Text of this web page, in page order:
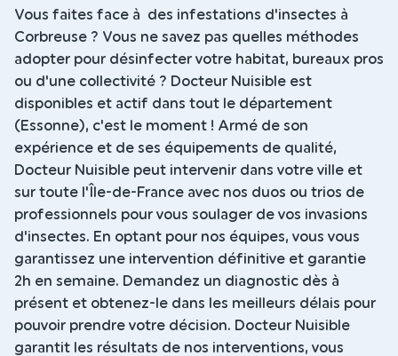
Vous faites face à des infestations d'insectes à
Corbreuse ? Vous ne savez pas quelles méthodes
adopter pour désinfecter votre habitat, bureaux pros
ou d'une collectivité ? Docteur Nuisible est
disponibles et actif dans tout le département
(Essonne), c'est le moment ! Armé de son
expérience et de ses équipements de qualité,
Docteur Nuisible peut intervenir dans votre ville et
sur toute l'Île-de-France avec nos duos ou trios de
professionnels pour vous soulager de vos invasions
d'insectes. En optant pour nos équipes, vous vous
garantissez une intervention définitive et garantie
2h en semaine. Demandez un diagnostic dès à
présent et obtenez-le dans les meilleurs délais pour
pouvoir prendre votre décision. Docteur Nuisible
garantit les résultats de nos interventions, vous